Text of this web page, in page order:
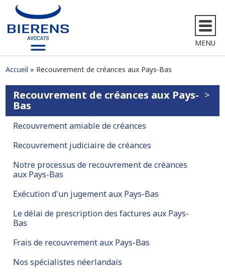
MENU
Accueil Recouvrement de créances aux Pays-Bas
Recouvrement de créances aux Pays-
Bas
Recouvrement amiable de créances
Recouvrement judiciaire de créances
Notre processus de recouvrement de créances
aux Pays-Bas
Exécution d'un jugement aux Pays-Bas
Le délai de prescription des factures aux Pays-
Bas
Frais de recouvrement aux Pays-Bas
Nos spécialistes néerlandais